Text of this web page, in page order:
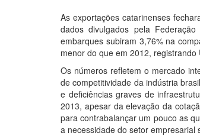
As exportações catarinenses
dados divulgados pela
embarques subiram 3,76% na
menor do que em 2012,
Os números refletem o mercado
de competitividade da indústria
e deficiências graves de
2013, apesar da elevação da
para contrabalançar um pouco as
a necessidade do setor